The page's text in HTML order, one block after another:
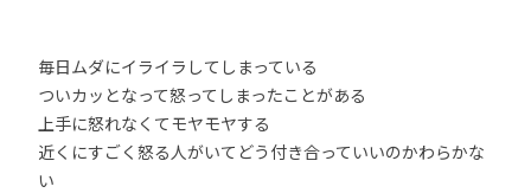
毎日ムダにイライラしてしまっている
ついカッとなって怒ってしまったことがある
上手に怒れなくてモヤモヤする
近くにすごく怒る人がいてどう付き合っていいのかわらかな
い